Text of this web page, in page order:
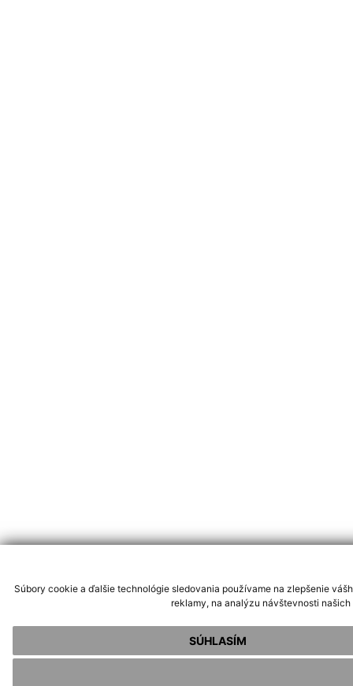
Súbory cookie a ďalšie technológie sledovania používame na zlepšenie
reklamy, na analýzu návštevnosti
SÚHLASÍM